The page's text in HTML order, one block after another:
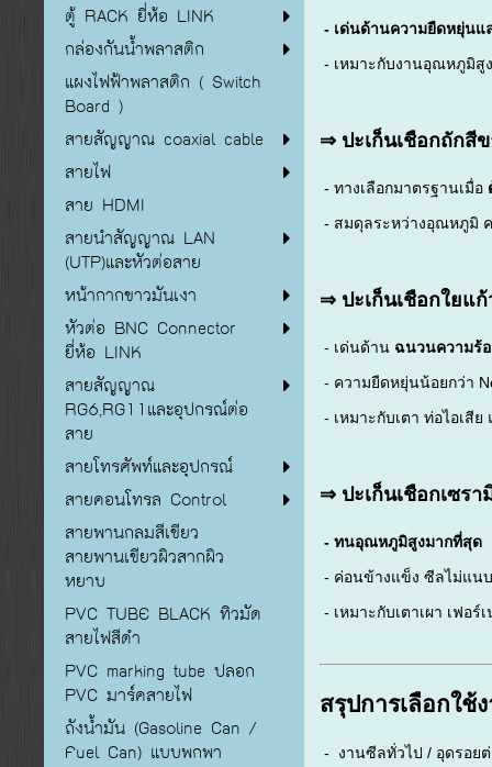
ตู้ RACK ยี่ห้อ LINK
กล่องกันน้ำพลาสติก
แผงไฟฟ้าพลาสติก ( Switch
Board )
สายสัญญาณ coaxial cable
สายไฟ
สาย HDMI
สายนำสัญญาณ LAN
(UTP)และหัวต่อสาย
หน้ากากขาวมันเงา
หัวต่อ BNC Connector
ยี่ห้อ LINK
สายสัญญาณ
RG6,RG11และอุปกรณ์ต่อ
สาย
สายโทรศัพท์และอุปกรณ์
สายคอนโทรล Control
สายพานกลมสีเขียว
สายพานเขียวผิวสากผิว
หยาบ
PVC TUBE BLACK ทิวมัด
สายไฟสีดำ
PVC marking tube ปลอก
PVC มาร์คสายไฟ
ถังน้ำมัน (Gasoline Can /
Fuel Can) แบบพกพา
- เด่นด้านความยืดหยุ่นแ
- เหมาะกับงานอุณหภูมิสู
⇒ ปะเก็นเชือกถักสี
- ทางเลือกมาตรฐานเมื่อ
- สมดุลระหว่างอุณหภูมิ
⇒ ปะเก็นเชือกใยแก้
- เด่นด้าน ฉนวนความร้
- ความยืดหยุ่นน้อยกว่า
- เหมาะกับเตา ท่อไอเสี
⇒ ปะเก็นเชือกเซร
- ทนอุณหภูมิสูงมากที่สุด
- ค่อนข้างแข็ง ซีลไม่แน
- เหมาะกับเตาเผา เฟอ
สรุปการเลือกใช้
- งานซีลทั่วไป / อุดรอย